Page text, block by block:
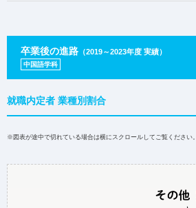
卒業後の進路 （2019～2023年度 実績）
中国語学科
就職内定者 業種別割合
※図表が途中で切れている場合は横にスクロールしてご覧ください。